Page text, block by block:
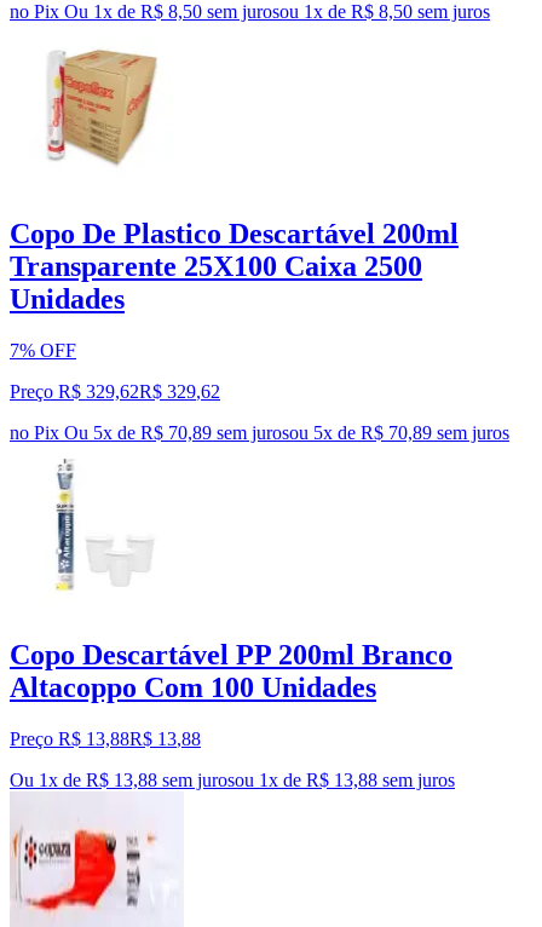
no Pix Ou 1x de R$ 8,50 sem jurosou 1x de R$ 8,50 sem juros
Copo De Plastico Descartável 200ml
Transparente 25X100 Caixa 2500
Unidades
7% OFF
Preço R$ 329,62R$ 329,62
no Pix Ou 5x de R$ 70,89 sem jurosou 5x de R$ 70,89 sem juros
Copo Descartável PP 200ml Branco
Altacoppo Com 100 Unidades
Preço R$ 13,88R$ 13,88
Ou 1x de R$ 13,88 sem jurosou 1x de R$ 13,88 sem juros